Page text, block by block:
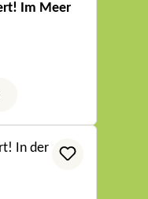
Im Meer